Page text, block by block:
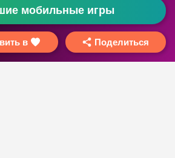
мобильные игры
в Поделиться